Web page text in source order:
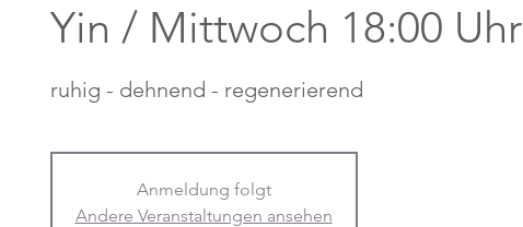
Yin / Mittwoch 18:00 Uhr
ruhig - dehnend - regenerierend
Anmeldung folgt
Andere Veranstaltungen ansehen